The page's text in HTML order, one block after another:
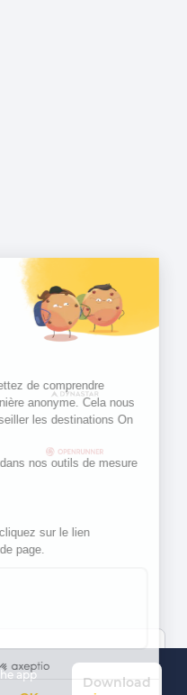
app
Download
en
de comprendre
anonyme. Cela nous
les destinations On
dans nos outils de mesure
cliquez sur le lien
de page.
par